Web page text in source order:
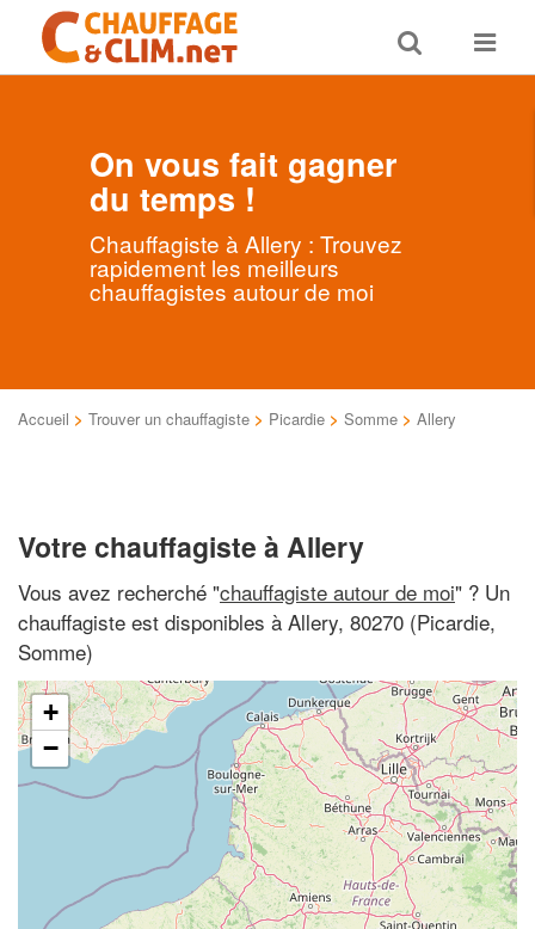
Toggle
search
Toggle
On vous fait gagner
du temps !
Chauffagiste à Allery : Trouvez
rapidement les meilleurs
chauffagistes autour de moi
Accueil > Trouver un chauffagiste > Picardie > Somme > Allery
Votre chauffagiste à Allery
Vous avez recherché "chauffagiste autour de moi" ? Un
chauffagiste est disponibles à Allery, 80270 (Picardie,
Somme)
+
−